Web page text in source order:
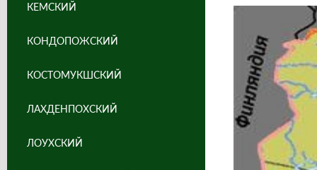
КЕМСКИЙ
КОНДОПОЖСКИЙ
КОСТОМУКШСКИЙ
ЛАХДЕНПОХСКИЙ
ЛОУХСКИЙ